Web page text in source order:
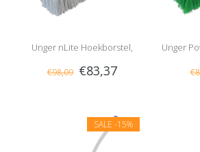
Unger nLite Hoekborstel,
Ongespleten
€98,09 €83,37
Unger
SALE -15%